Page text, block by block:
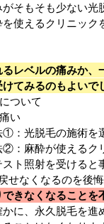
そもそも少ない光
使えるクリニック
レベルの痛みか、
てみるのもよいで
ついて
い
①：光脱毛の施術を
②：麻酔が使えるク
ト照射を受けると
せなくなるのを後
きなくなることを
かに、永久脱毛を進